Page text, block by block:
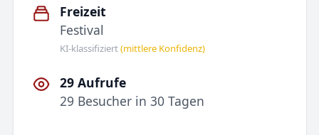
Freizeit
Festival
KI-klassifiziert(mittlere Konfidenz)
29 Aufrufe
29 Besucher in 30 Tagen